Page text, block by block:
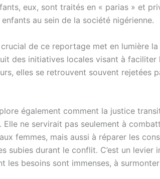
eux, sont traités en « parias » et
enfants au sein de la société nigérienne.
de ce reportage met en lumière
des initiatives locales visant à faciliter
elles se retrouvent souvent rejetées
également comment la justice
Elle ne servirait pas seulement à
femmes, mais aussi à réparer les
subies durant le conflit. C’est un levier
les besoins sont immenses, à